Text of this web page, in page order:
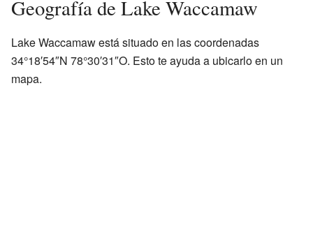
Geografía de Lake Waccamaw
Lake Waccamaw está situado en las coordenadas
34°18′54″N 78°30′31″O. Esto te ayuda a ubicarlo en un
mapa.